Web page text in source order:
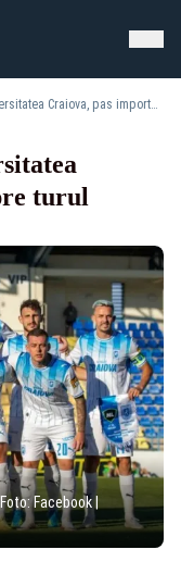
Liga Campionilor: Universitatea Craiova, pas important spre turul secund preliminar
turul
Facebook |